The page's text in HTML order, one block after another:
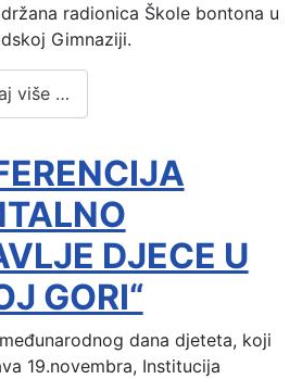
radionica Škole bontona u
Gimnaziji.
više …
DJECE U
GORI“
dana djeteta, koji
19.novembra, Institucija